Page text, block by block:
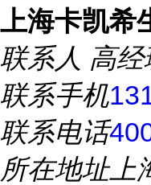
上海卡凯希
联系人 高经
联系手机
联系电话
所在地址上